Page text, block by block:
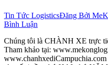
Tin Tức LogisticsĐăng Bởi
Bình Luận
Chúng tôi là CHÀNH XE trực
Tham khảo tại: